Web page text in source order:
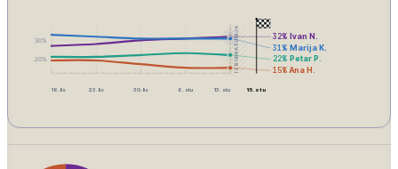
IZBORNA ŠUTNJA
20%
30% 32% Ivan N.
31% Marija K.
22% Petar P.
15% Ana H.
16. lis 23. lis 30. lis 6. stu 13. stu 15. stu